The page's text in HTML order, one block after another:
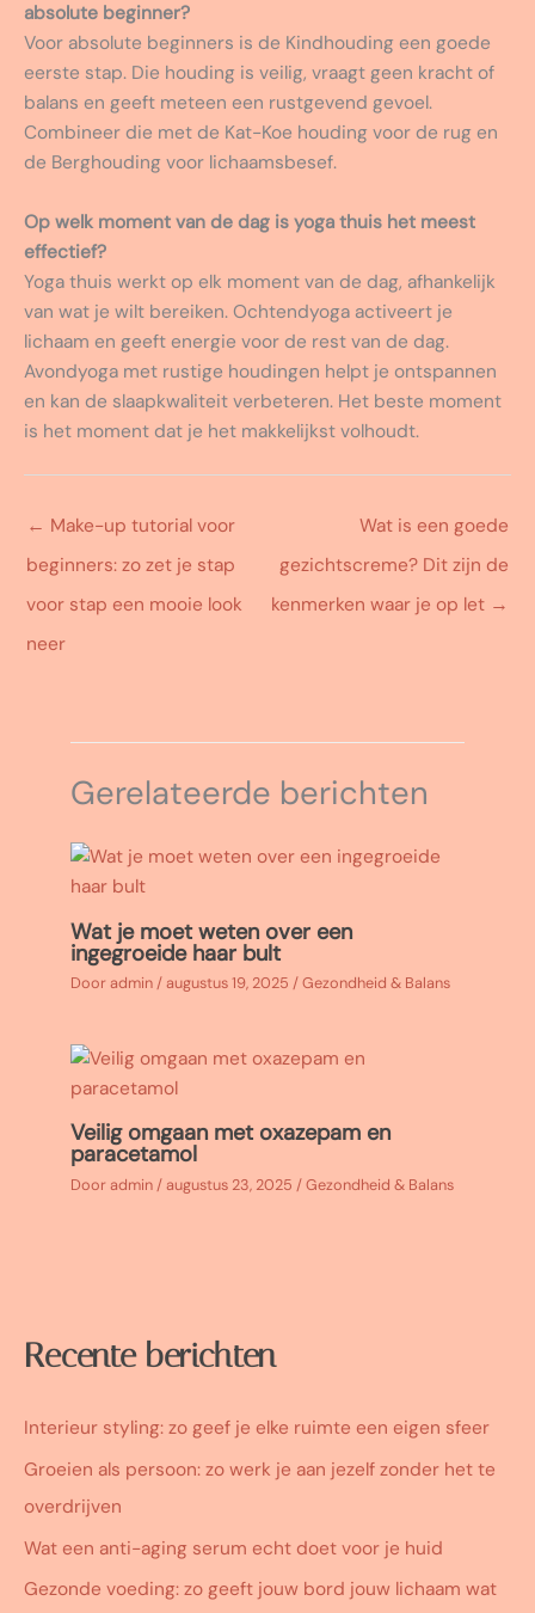
absolute beginner?
Voor absolute beginners is de Kindhouding een goede
eerste stap. Die houding is veilig, vraagt geen kracht of
balans en geeft meteen een rustgevend gevoel.
Combineer die met de Kat-Koe houding voor de rug en
de Berghouding voor lichaamsbesef.
Op welk moment van de dag is yoga thuis het meest
effectief?
Yoga thuis werkt op elk moment van de dag, afhankelijk
van wat je wilt bereiken. Ochtendyoga activeert je
lichaam en geeft energie voor de rest van de dag.
Avondyoga met rustige houdingen helpt je ontspannen
en kan de slaapkwaliteit verbeteren. Het beste moment
is het moment dat je het makkelijkst volhoudt.
← Make-up tutorial voor
beginners: zo zet je stap
voor stap een mooie look
neer
Wat is een goede
gezichtscreme? Dit zijn de
kenmerken waar je op let →
Gerelateerde berichten
Wat je moet weten over een
ingegroeide haar bult
Dooradmin /augustus 19, 2025 /Gezondheid & Balans
Veilig omgaan met oxazepam en
paracetamol
Dooradmin /augustus 23, 2025 /Gezondheid & Balans
Recente berichten
Interieur styling: zo geef je elke ruimte een eigen sfeer
Groeien als persoon: zo werk je aan jezelf zonder het te
overdrijven
Wat een anti-aging serum echt doet voor je huid
Gezonde voeding: zo geeft jouw bord jouw lichaam wat